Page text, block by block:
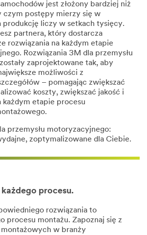
jest złożony bardziej niż
czym postępy mierzy się w
produkcję liczy w setkach tysięcy.
partnera, który dostarcza
rozwiązania na każdym etapie
Rozwiązania 3M dla przemysłu
zaprojektowane tak, aby
możliwości z
– pomagając zwiększać
koszty, zwiększać jakość i
etapie procesu
przemysłu motoryzacyjnego:
zoptymalizowane dla Ciebie.
procesu.
rozwiązania to
procesu montażu. Zapoznaj się z
w branży